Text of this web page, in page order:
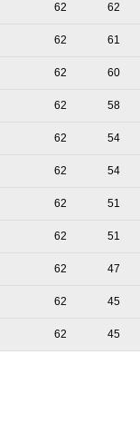
62 62
62 61
62 60
62 58
62 54
62 54
62 51
62 51
62 47
62 45
62 45